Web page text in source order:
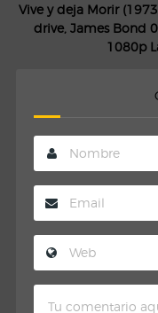
Vive y deja Morir
drive, James Bond
1080p